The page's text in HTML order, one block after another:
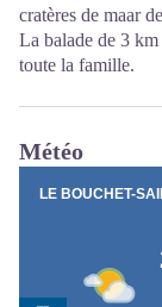
cratères de maar
La balade de 3 km
toute la famille.
Météo